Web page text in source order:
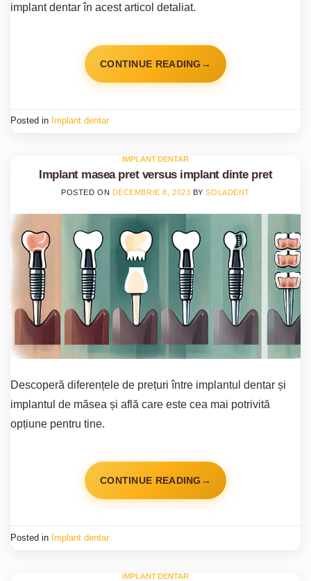
implant dentar în acest articol detaliat.
CONTINUE READING →
Posted in Implant dentar
IMPLANT DENTAR
Implant masea pret versus implant dinte pret
POSTED ON DECEMBRIE 8, 2023 BYSOLADENT
Descoperă diferențele de prețuri între implantul dentar și
implantul de măsea și află care este cea mai potrivită
opțiune pentru tine.
CONTINUE READING →
Posted in Implant dentar
IMPLANT DENTAR